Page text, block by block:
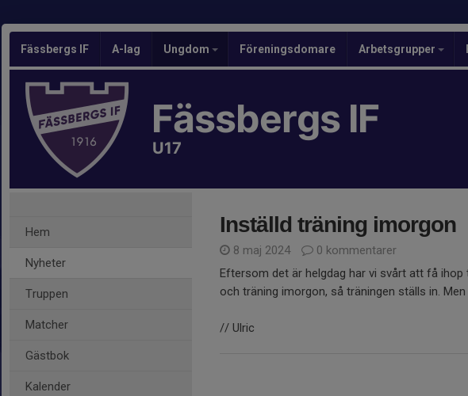
Fässbergs IF A-lag Ungdom Föreningsdomare Arbetsgrupper
Fässbergs IF
U17
Hem
Nyheter
Truppen
Matcher
Gästbok
Kalender
Inställd träning imorgon
8 maj 2024
0 kommentarer
Eftersom det är helgdag har vi svårt att få
och träning imorgon, så träningen ställs in.
// Ulric